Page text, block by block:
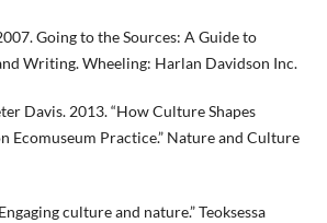
Going to the Sources: A Guide to
Writing. Wheeling: Harlan Davidson Inc.
Davis. 2013. “How Culture Shapes
Ecomuseum Practice.” Nature and Culture
culture and nature.” Teoksessa